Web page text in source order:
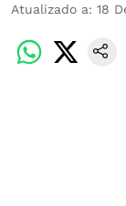
Atualizado a: 18